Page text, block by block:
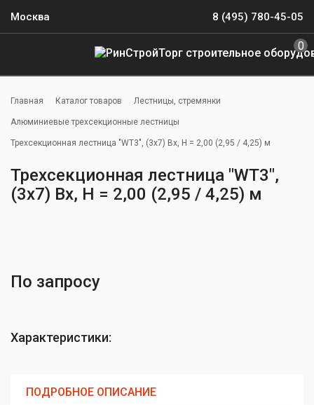
Москва 8 (495) 780-45-05
0
Главная Каталог товаров Лестницы, стремянки
Алюминиевые трехсекционные лестницы
Трехсекционная лестница "WT3", (3x7) Bx, H = 2,00 (2,95 / 4,25) м
Трехсекционная лестница "WT3",
(3x7) Bx, H = 2,00 (2,95 / 4,25) м
Характеристики:
По запросу
ПОДРОБНОЕ ОПИСАНИЕ